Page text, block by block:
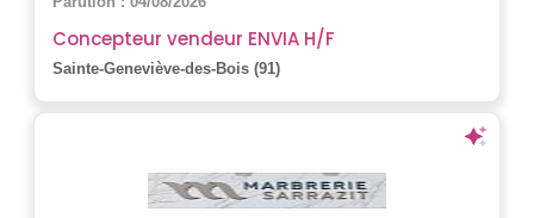
Concepteur vendeur ENVIA H/F
Sainte-Geneviève-des-Bois (91)